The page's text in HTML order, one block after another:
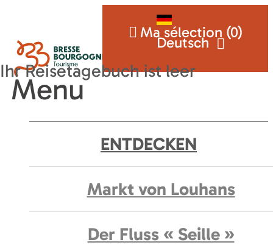
Deutsch
Ma sélection (0)
Menu
ENTDECKEN
Markt von Louhans
Der Fluss « Seille »